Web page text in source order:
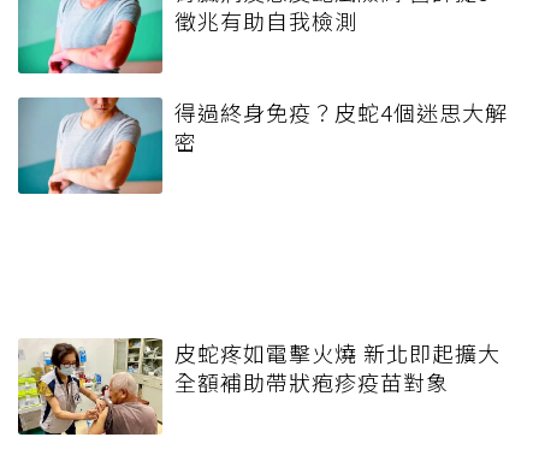
徵兆有助自我檢測
得過終身免疫？皮蛇4個迷思大解
密
皮蛇疼如電擊火燒 新北即起擴大
全額補助帶狀疱疹疫苗對象